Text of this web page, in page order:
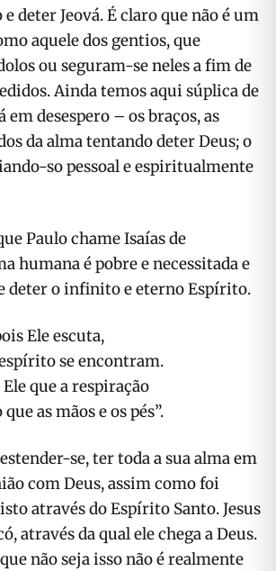
deter Jeová. É claro que não é um
aquele dos gentios, que
ou seguram-se neles a fim de
Ainda temos aqui súplica de
em desespero – os braços, as
da alma tentando deter Deus; o
so pessoal e espiritualmente
Paulo chame Isaías de
humana é pobre e necessitada e
deter o infinito e eterno Espírito.
Ele escuta,
se encontram.
que a respiração
as mãos e os pés”.
se, ter toda a sua alma em
com Deus, assim como foi
através do Espírito Santo. Jesus
através da qual ele chega a Deus.
não seja isso não é realmente